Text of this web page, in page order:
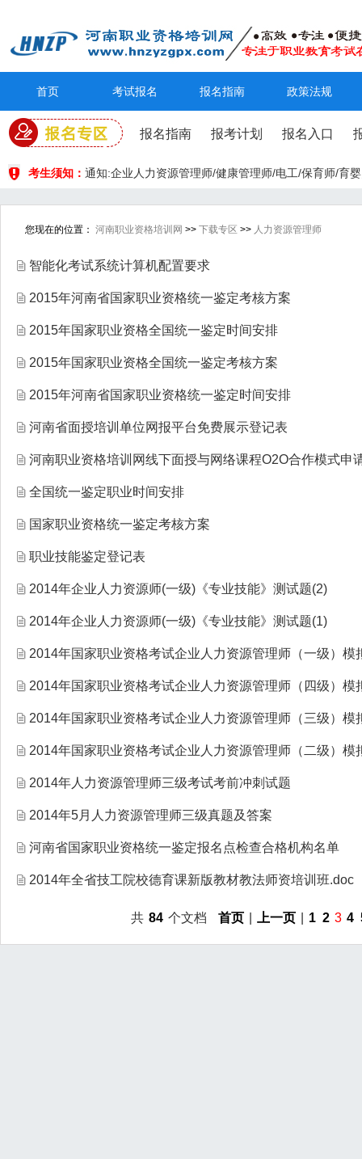
首页 考试报名 报名指南 政策法规
报名指南 报考计划 报名入口
考生须知： 通知:企业人力资源管理师/健康管理师/电工/保育师/育
您现在的位置： 河南职业资格培训网 >> 下载专区 >> 人力资源管理师
智能化考试系统计算机配置要求
2015年河南省国家职业资格统一鉴定考核方案
2015年国家职业资格全国统一鉴定时间安排
2015年国家职业资格全国统一鉴定考核方案
2015年河南省国家职业资格统一鉴定时间安排
河南省面授培训单位网报平台免费展示登记表
河南职业资格培训网线下面授与网络课程O2O合作模式申
全国统一鉴定职业时间安排
国家职业资格统一鉴定考核方案
职业技能鉴定登记表
2014年企业人力资源师(一级)《专业技能》测试题(2)
2014年企业人力资源师(一级)《专业技能》测试题(1)
2014年国家职业资格考试企业人力资源管理师（一级）模
2014年国家职业资格考试企业人力资源管理师（四级）模
2014年国家职业资格考试企业人力资源管理师（三级）模
2014年国家职业资格考试企业人力资源管理师（二级）模
2014年人力资源管理师三级考试考前冲刺试题
2014年5月人力资源管理师三级真题及答案
河南省国家职业资格统一鉴定报名点检查合格机构名单
2014年全省技工院校德育课新版教材教法师资培训班.doc
共 84 个文档 首页 上一页 1 2 3 4